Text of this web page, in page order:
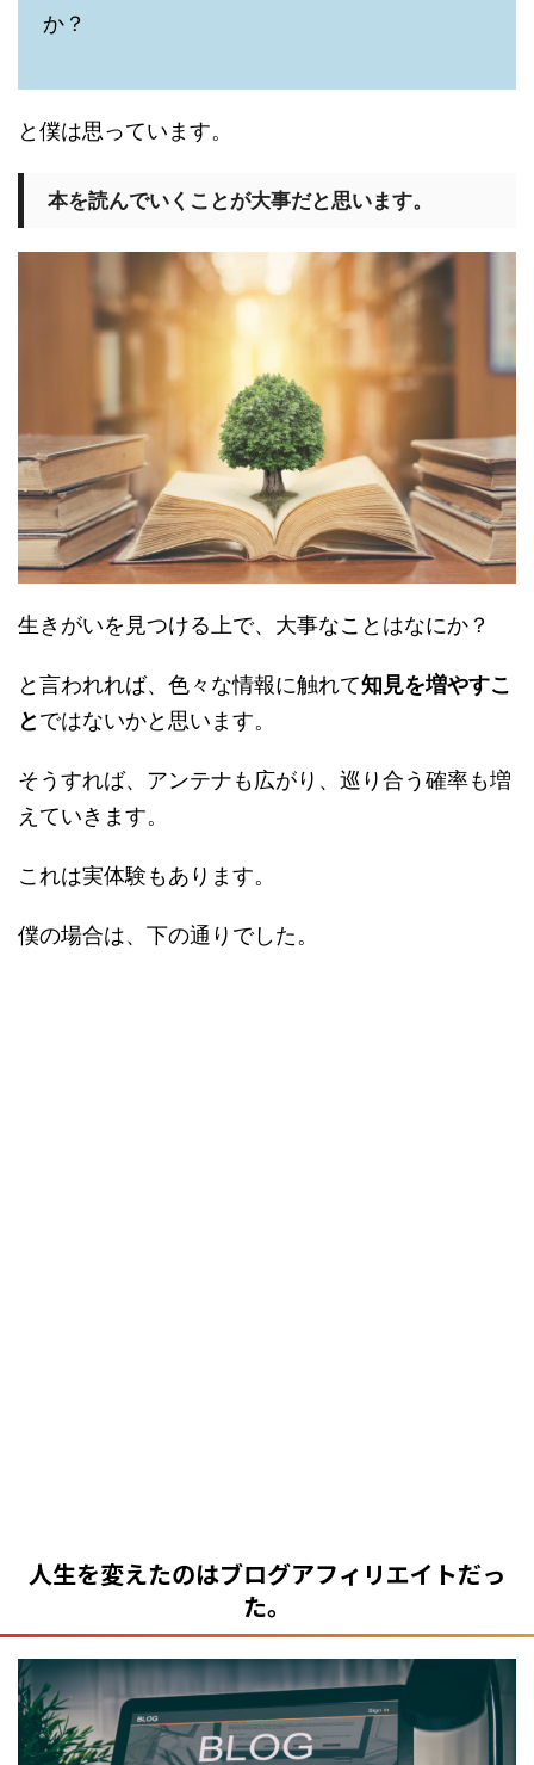
か？
と僕は思っています。
本を読んでいくことが大事だと思います。
生きがいを見つける上で、大事なことはなにか？
と言われれば、色々な情報に触れて知見を増やすこ
とではないかと思います。
そうすれば、アンテナも広がり、巡り合う確率も増
えていきます。
これは実体験もあります。
僕の場合は、下の通りでした。
人生を変えたのはブログアフィリエイトだっ
た。